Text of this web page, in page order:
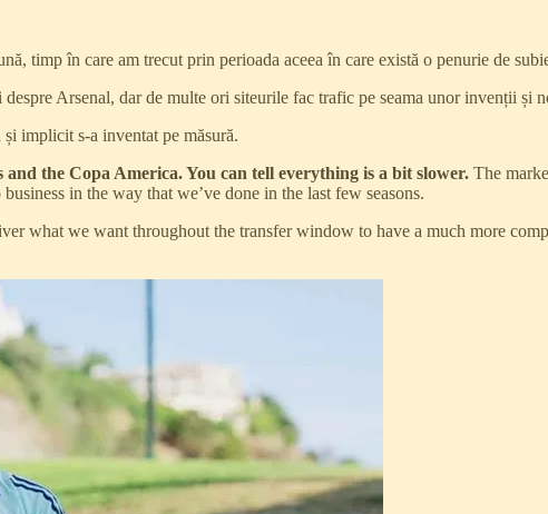
timp în care am trecut prin perioada aceea în care există o penurie de
Arsenal, dar de multe ori siteurile fac trafic pe seama unor invenții și
implicit s-a inventat pe măsură.
the Copa America. You can tell everything is a bit slower. The
in the way that we’ve done in the last few seasons.
what we want throughout the transfer window to have a much more